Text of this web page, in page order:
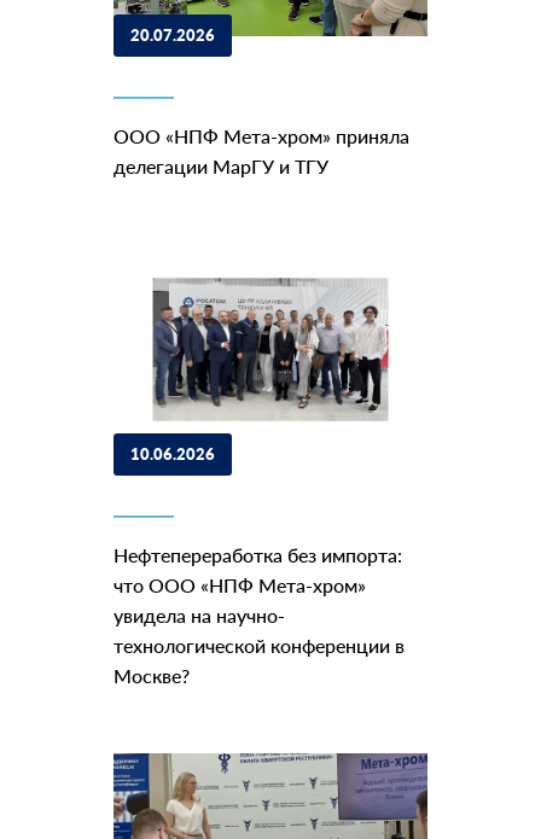
20.07.2026
ООО «НПФ Мета-хром» приняла
делегации МарГУ и ТГУ
10.06.2026
Нефтепереработка без импорта:
что ООО «НПФ Мета-хром»
увидела на научно-
технологической конференции в
Москве?